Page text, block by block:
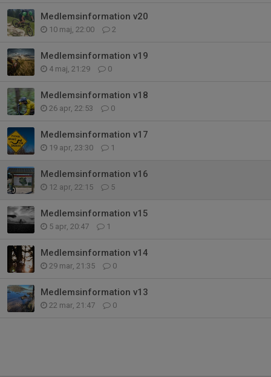
Medlemsinformation v20
10 maj, 22:00 2
Medlemsinformation v19
4 maj, 21:29 0
Medlemsinformation v18
26 apr, 22:53 0
Medlemsinformation v17
19 apr, 23:30 1
Medlemsinformation v16
12 apr, 22:15 5
Medlemsinformation v15
5 apr, 20:47 1
Medlemsinformation v14
29 mar, 21:35 0
Medlemsinformation v13
22 mar, 21:47 0